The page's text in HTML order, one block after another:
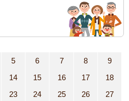
5 6 7 8
9
14 15 16 17
18
23 24 25 26
27